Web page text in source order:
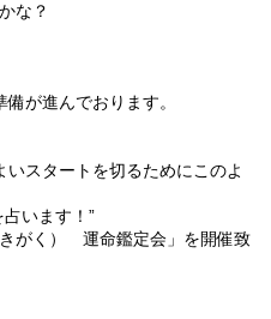
な？
が進んでおります。
スタートを切るためにこのよ
います！”
がく） 運命鑑定会」を開催致